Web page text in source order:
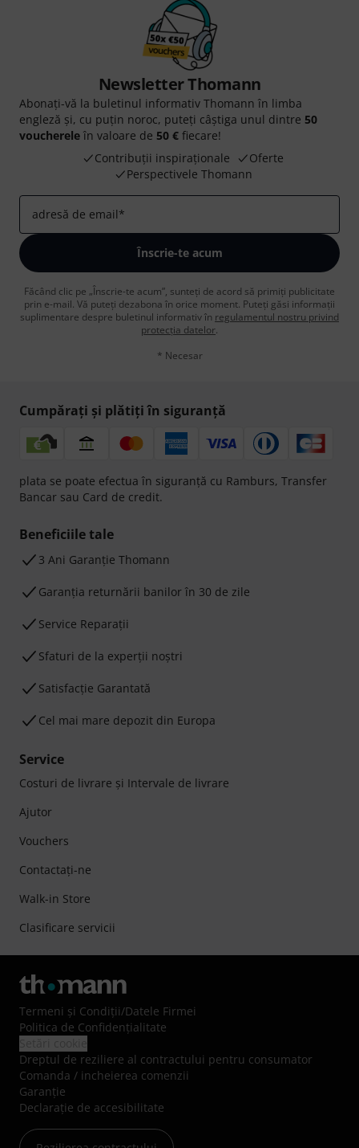
Newsletter Thomann
Abonați-vă la buletinul informativ Thomann în limba
engleză și, cu puțin noroc, puteți câștiga unul dintre 50
voucherele în valoare de 50 € fiecare!
Contribuții inspiraționale
Oferte
Perspectivele Thomann
adresă de email*
Înscrie-te acum
Făcând clic pe „Înscrie-te acum”, sunteți de acord să primiți publicitate
prin e-mail. Vă puteți dezabona în orice moment. Puteți găsi informații
suplimentare despre buletinul informativ în regulamentul nostru privind
protecția datelor.
* Necesar
Cumpărați și plătiți în siguranță
plata se poate efectua în siguranță cu Ramburs, Transfer
Bancar sau Card de credit.
Beneficiile tale
3 Ani Garanție Thomann
Garanţia returnării banilor în 30 de zile
Service Reparații
Sfaturi de la experții noștri
Satisfacție Garantată
Cel mai mare depozit din Europa
Service
Costuri de livrare şi Intervale de livrare
Ajutor
Vouchers
Contactaţi-ne
Walk-in Store
Clasificare servicii
Termeni şi Condiţii/Datele Firmei
Politica de Confidenţialitate
Dreptul de reziliere al contractului pentru consumator
Comanda / incheierea comenzii
Garanție
Declarație de accesibilitate